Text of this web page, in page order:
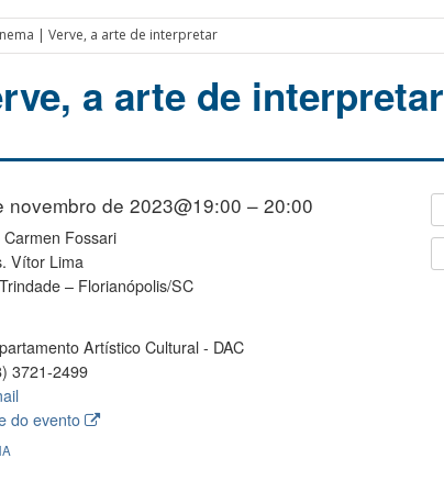
| Verve, a arte de interpretar
a arte de interpretar
novembro de 2023@19:00 – 20:00
Carmen Fossari
Vítor Lima
– Florianópolis/SC
Artístico Cultural - DAC
3721-2499
do evento